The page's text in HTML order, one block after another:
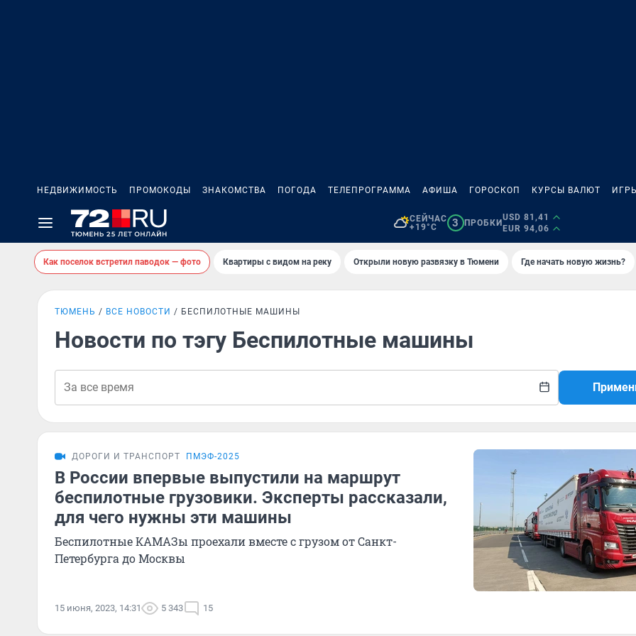
НЕДВИЖИМОСТЬ ПРОМОКОДЫ ЗНАКОМСТВА ПОГОДА ТЕЛЕПРОГРАММА АФИША ГОРОСКОП КУРСЫ ВАЛЮТ
СЕЙЧАС
+19°C
3 ПРОБКИ
USD 81,41
EUR 94,06
Как поселок встретил паводок — фото Квартиры с видом на реку Открыли новую развязку в Тюмени Где начать новую жизнь?
ТЮМЕНЬ ВСЕ НОВОСТИ БЕСПИЛОТНЫЕ МАШИНЫ
Новости по тэгу Беспилотные машины
ДОРОГИ И ТРАНСПОРТ ПМЭФ-2025
В России впервые выпустили на маршрут
беспилотные грузовики. Эксперты рассказали,
для чего нужны эти машины
Беспилотные КАМАЗы проехали вместе с грузом от Санкт-
Петербурга до Москвы
15 июня, 2023, 14:31 5 343 15